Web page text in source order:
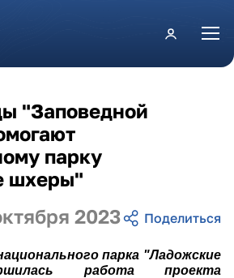
содержанию
2023
"Заповедной
парку
шхеры"
парка "Ладожские
работа проекта